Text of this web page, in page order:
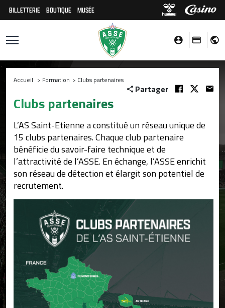
BILLETTERIE BOUTIQUE MUSÉE
Accueil > Formation > Clubs partenaires
Partager
Clubs partenaires
L’AS Saint-Etienne a constitué un réseau unique de
15 clubs partenaires. Chaque club partenaire
bénéficie du savoir-faire technique et de
l’attractivité de l’ASSE. En échange, l’ASSE enrichit
son réseau de détection et élargit son potentiel de
recrutement.